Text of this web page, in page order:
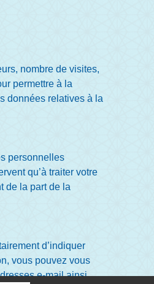
nombre de visites,
permettre à la
données relatives à la
personnelles
qu’à traiter votre
de la part de la
d’indiquer
vous pouvez vous
e-mail ainsi